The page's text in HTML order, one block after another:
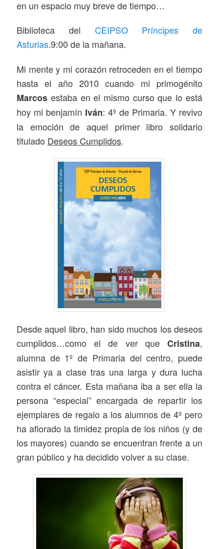
en un espacio muy breve de tiempo…
Biblioteca del CEIPSO Príncipes de
Asturias.9:00 de la mañana.
Mi mente y mi corazón retroceden en el tiempo
hasta el año 2010 cuando mi primogénito
Marcos estaba en el mismo curso que lo está
hoy mi benjamín Iván: 4º de Primaria. Y revivo
la emoción de aquel primer libro solidario
titulado Deseos Cumplidos.
Desde aquel libro, han sido muchos los deseos
cumplidos…como el de ver que Cristina,
alumna de 1º de Primaria del centro, puede
asistir ya a clase tras una larga y dura lucha
contra el cáncer. Esta mañana iba a ser ella la
persona “especial” encargada de repartir los
ejemplares de regalo a los alumnos de 4º pero
ha aflorado la timidez propia de los niños (y de
los mayores) cuando se encuentran frente a un
gran público y ha decidido volver a su clase.